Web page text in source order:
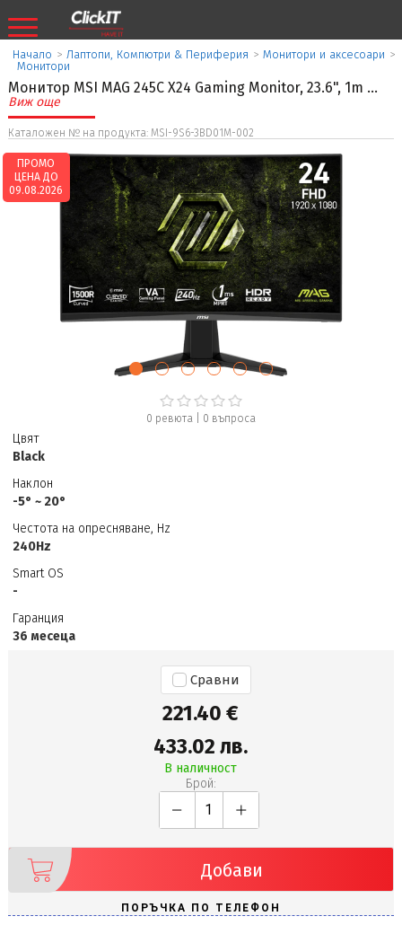
Начало > Лаптопи, Компютри & Периферия > Монитори и аксесоари >
Монитори
Монитор MSI MAG 245C X24 Gaming Monitor, 23.6", 1m ...
Виж още
Каталожен № на продукта: MSI-9S6-3BD01M-002
ПРОМО
ЦЕНА ДО
09.08.2026
0 ревюта| 0 въпроса
Цвят
Black
Наклон
-5° ~ 20°
Честота на опресняване, Hz
240Hz
Smart OS
-
Гаранция
36 месеца
Сравни
221.40 €
433.02 лв.
В наличност
Брой:
Добави